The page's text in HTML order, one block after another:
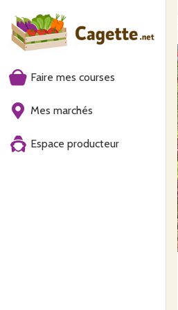
Faire mes courses
Mes marchés
Espace producteur